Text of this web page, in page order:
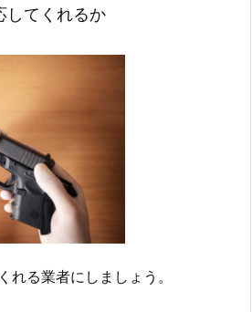
してくれるか
れる業者にしましょう。